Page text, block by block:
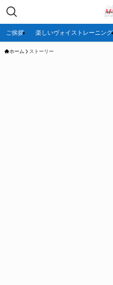
ご挨拶 楽しいヴォイストレーニング
ホーム ストーリー